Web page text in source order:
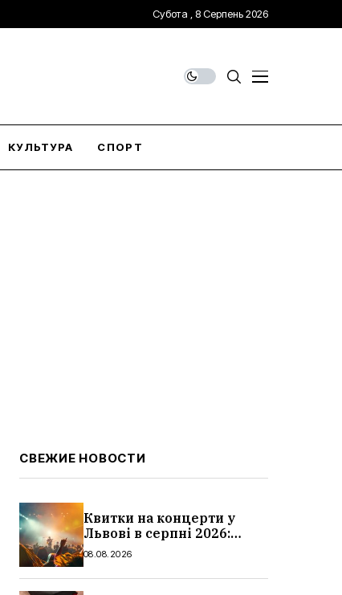
Субота , 8 Серпень 2026
КУЛЬТУРА СПОРТ
СВЕЖИЕ НОВОСТИ
Квитки на концерти у
Львові в серпні 2026:
дати, ціни та локації
08.08.2026